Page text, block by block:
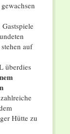
auf
überdies
Hütte zu